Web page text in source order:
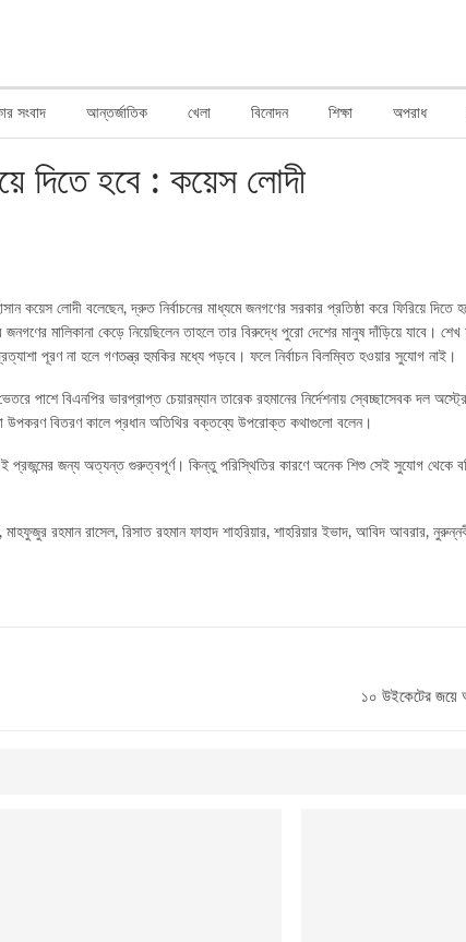
সংবাদ আন্তর্জাতিক খেলা বিনোদন শিক্ষা অপরাধ
দিতে হবে : কয়েস লোদী
কয়েস লোদী বলেছেন, দ্রুত নির্বাচনের মাধ্যমে জনগণের সরকার প্রতিষ্ঠা করে ফিরিয়ে
মালিকানা কেড়ে নিয়েছিলেন তাহলে তার বিরুদ্ধে পুরো দেশের মানুষ দাঁড়িয়ে যাবে। শেখ
পূরণ না হলে গণতন্ত্র হুমকির মধ্যে পড়বে। ফলে নির্বাচন বিলম্বিত হওয়ার সুযোগ নাই।
পাশে বিএনপির ভারপ্রাপ্ত চেয়ারম্যান তারেক রহমানের নির্দেশনায় স্বেচ্ছাসেবক দল
উপকরণ বিতরণ কালে প্রধান অতিথির বক্তব্যে উপরোক্ত কথাগুলো বলেন।
জন্য অত্যন্ত গুরুত্বপূর্ণ। কিন্তু পরিস্থিতির কারণে অনেক শিশু সেই সুযোগ থেকে
রহমান রাসেল, রিসাত রহমান ফাহাদ শাহরিয়ার, শাহরিয়ার ইভাদ, আবিদ আবরার,
১০ উইকেটের জয়ে